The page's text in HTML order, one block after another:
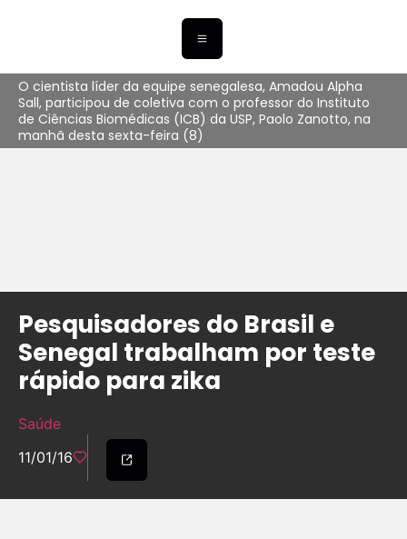
O cientista líder da equipe senegalesa, Amadou Alpha
Sall, participou de coletiva com o professor do Instituto
de Ciências Biomédicas (ICB) da USP, Paolo Zanotto, na
manhã desta sexta-feira (8)
Pesquisadores do Brasil e
Senegal trabalham por teste
rápido para zika
Saúde
11/01/16